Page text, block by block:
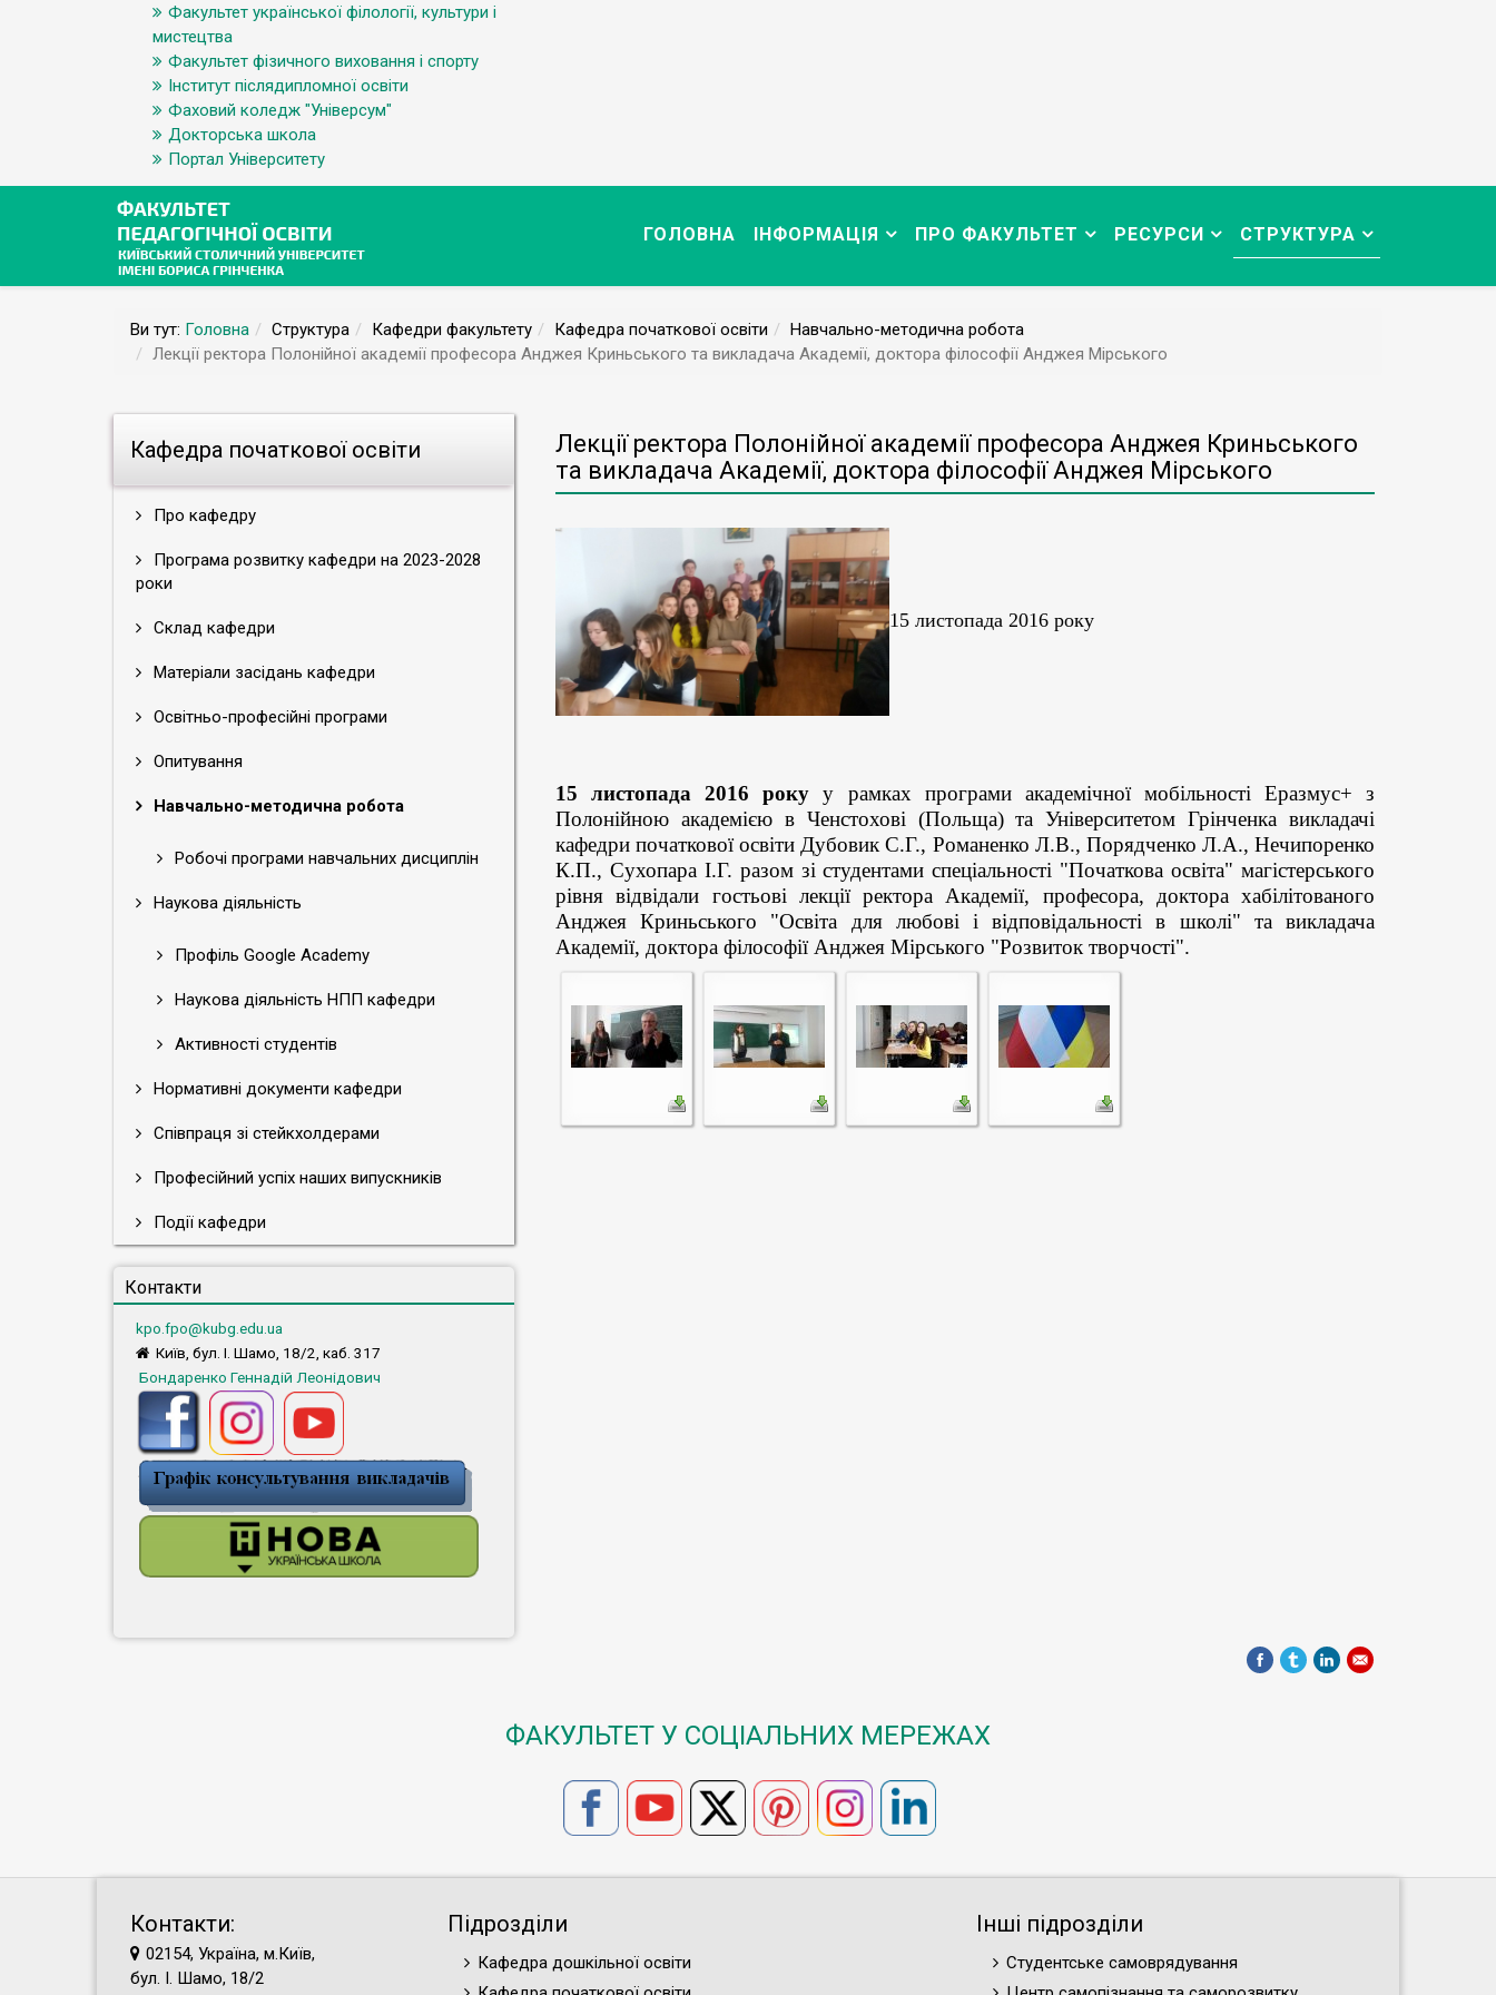
Факультет української філології, культури і
мистецтва
Факультет фізичного виховання і спорту
Інститут післядипломної освіти
Фаховий коледж "Універсум"
Докторська школа
Портал Університету
ГОЛОВНА ІНФОРМАЦІЯ ПРО ФАКУЛЬТЕТ РЕСУРСИ СТРУКТУРА
Ви тут: Головна Структура Кафедри факультету Кафедра початкової освіти
Навчально-методична робота
Лекції ректора Полонійної академії професора Анджея Криньського та викладача Академії, доктора філософії Анджея Мірського
Кафедра початкової освіти
Про кафедру
Програма розвитку кафедри на 2023-2028
роки
Склад кафедри
Матеріали засідань кафедри
Освітньо-професійні програми
Опитування
Навчально-методична робота
Робочі програми навчальних дисциплін
Наукова діяльність
Профіль Google Academy
Наукова діяльність НПП кафедри
Активності студентів
Нормативні документи кафедри
Співпраця зі стейкхолдерами
Професійний успіх наших випускників
Події кафедри
Контакти
kpo.fpo@kubg.edu.ua
Київ, бул. І. Шамо, 18/2, каб. 317
Бондаренко Геннадій Леонідович
Лекції ректора Полонійної академії професора Анджея Криньського
та викладача Академії, доктора філософії Анджея Мірського
15 листопада 2016 року
15 листопада 2016 року у рамках програми академічної мобільності Еразмус+ з
Полонійною академією в Ченстохові (Польща) та Університетом Грінченка викладачі
кафедри початкової освіти Дубовик С.Г., Романенко Л.В., Порядченко Л.А., Нечипоренко
К.П., Сухопара І.Г. разом зі студентами спеціальності "Початкова освіта" магістерського
рівня відвідали гостьові лекції ректора Академії, професора, доктора хабілітованого
Анджея Криньського "Освіта для любові і відповідальності в школі" та викладача
Академії, доктора філософії Анджея Мірського "Розвиток творчості".
ФАКУЛЬТЕТ У СОЦІАЛЬНИХ МЕРЕЖАХ
Контакти:
02154, Україна, м.Київ,
бул. І. Шамо, 18/2
Підрозділи
Кафедра дошкільної освіти
Інші підрозділи
Студентське самоврядування